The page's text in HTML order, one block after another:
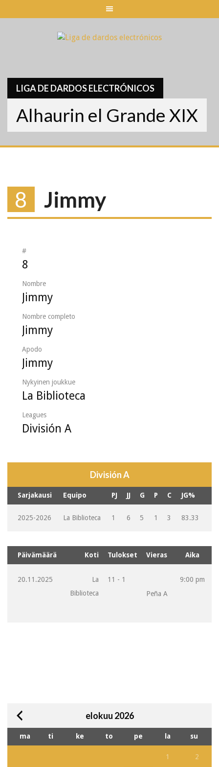
to
LIGA DE DARDOS ELECTRÓNICOS
Alhaurin el Grande XIX
8 Jimmy
#
8
Nombre
Jimmy
Nombre completo
Jimmy
Apodo
Jimmy
Nykyinen joukkue
La Biblioteca
Leagues
División A
División A
Sarjakausi Equipo PJ JJ G P C JG%
2025-2026 La Biblioteca 1 6 5 1 3 83.33
Päivämäärä Koti Tulokset Vieras Aika
20.11.2025
La
Biblioteca
11 - 1
Peña A
9:00 pm
elokuu 2026
ma ti ke to pe la su
1 2